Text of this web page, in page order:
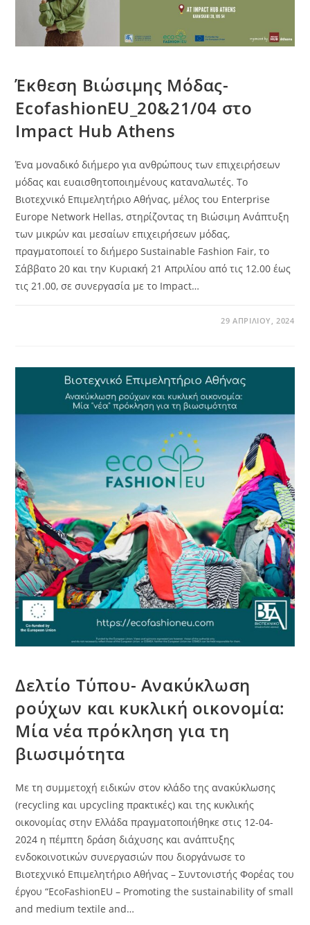
Έκθεση Βιώσιμης Μόδας-
ΕcofashionEU_20&21/04 στο
Impact Hub Athens
Ένα μοναδικό διήμερο για ανθρώπους των επιχειρήσεων
μόδας και ευαισθητοποιημένους καταναλωτές. Το
Βιοτεχνικό Επιμελητήριο Αθήνας, μέλος του Enterprise
Europe Network Hellas, στηρίζοντας τη Βιώσιμη Ανάπτυξη
των μικρών και μεσαίων επιχειρήσεων μόδας,
πραγματοποιεί το διήμερο Sustainable Fashion Fair, το
Σάββατο 20 και την Κυριακή 21 Απριλίου από τις 12.00 έως
τις 21.00, σε συνεργασία με το Impact…
29 ΑΠΡΙΛΊΟΥ, 2024
Δελτίο Τύπου- Ανακύκλωση
ρούχων και κυκλική οικονομία:
Μία νέα πρόκληση για τη
βιωσιμότητα
Με τη συμμετοχή ειδικών στον κλάδο της ανακύκλωσης
(recycling και upcycling πρακτικές) και της κυκλικής
οικονομίας στην Ελλάδα πραγματοποιήθηκε στις 12-04-
2024 η πέμπτη δράση διάχυσης και ανάπτυξης
ενδοκοινοτικών συνεργασιών που διοργάνωσε το
Βιοτεχνικό Επιμελητήριο Αθήνας – Συντονιστής Φορέας του
έργου “EcoFashionEU – Promoting the sustainability of small
and medium textile and…